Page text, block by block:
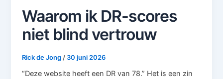
Waarom ik DR-scores
niet blind vertrouw
Rick de Jong / 30 juni 2026
“Deze website heeft een DR van 78.” Het is een zin